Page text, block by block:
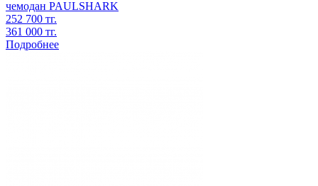
чемодан PAULSHARK
252 700 тг.
361 000 тг.
Подробнее